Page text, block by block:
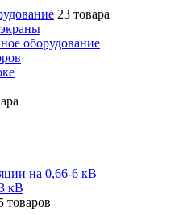
23 товара
оборудование
на 0,66-6 кВ
кВ
товаров